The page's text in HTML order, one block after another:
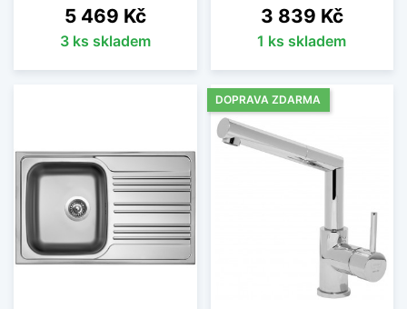
Cena
5 469 Kč
3 ks skladem
Cena
3 839 Kč
1 ks skladem
DOPRAVA ZDARMA